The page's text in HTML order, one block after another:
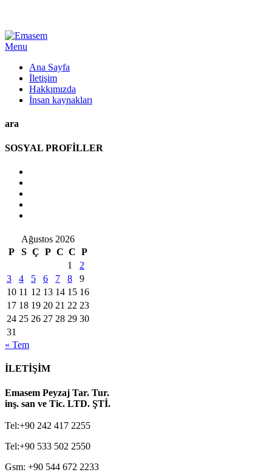
Menu
Ana Sayfa
İletişim
Hakkımızda
İnsan kaynakları
ara
SOSYAL PROFİLLER
Ağustos 2026
P
S Ç P C C P
1
2
3
4 5 6 7 8
9
10 11 12 13 14 15 16
17 18 19 20 21 22 23
24 25 26 27 28 29 30
31
« Tem
İLETİŞİM
Emasem Peyzaj Tar. Tur.
inş. san ve Tic. LTD. ŞTİ.
Tel:+90 242 417 2255
Tel:+90 533 502 2550
Gsm: +90 544 672 2233